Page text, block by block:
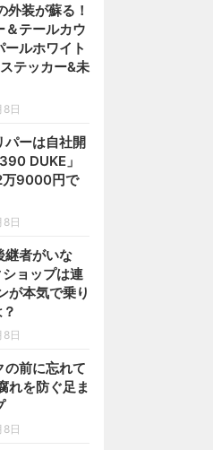
外装が蘇る！
＆テールカウ
ルホワイト
テッカー&未
日
パーは自社開
DUKE」
9000円で
日
継者がいな
ョップは連
が本気で乗り
日
の前に忘れて
れを防ぐ足ま
日